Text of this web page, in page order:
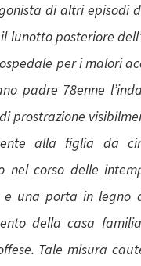
di altri episodi
lunotto posteriore
per i malori
padre 78enne
prostrazione
alla figlia da
nel corso delle
una porta in legno
della casa
Tale misura